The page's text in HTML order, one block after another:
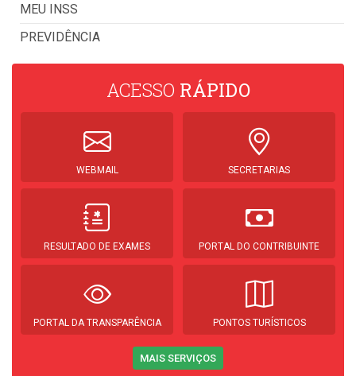
MEU INSS
PREVIDÊNCIA
ACESSO RÁPIDO
WEBMAIL SECRETARIAS
RESULTADO DE EXAMES PORTAL DO CONTRIBUINTE
PORTAL DA TRANSPARÊNCIA PONTOS TURÍSTICOS
MAIS SERVIÇOS